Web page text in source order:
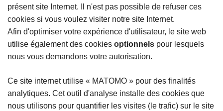
présent site Internet. Il n'est pas possible de refuser ces
cookies si vous voulez visiter notre site Internet.
Afin d'optimiser votre expérience d'utilisateur, le site web
utilise également des cookies optionnels pour lesquels
nous vous demandons votre autorisation.
Ce site internet utilise « MATOMO » pour des finalités
analytiques. Cet outil d'analyse installe des cookies que
nous utilisons pour quantifier les visites (le trafic) sur le site